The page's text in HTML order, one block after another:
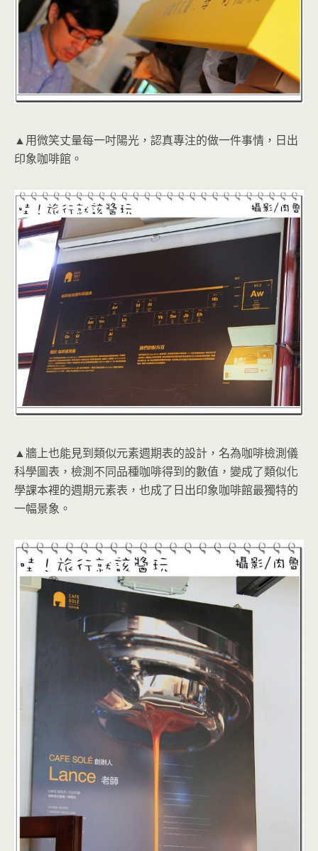
▲用微笑丈量每一吋陽光，認真專注的做一件事情，日出
印象咖啡館。
▲牆上也能見到類似元素週期表的設計，名為咖啡檢測儀
科學圖表，檢測不同品種咖啡得到的數值，變成了類似化
學課本裡的週期元素表，也成了日出印象咖啡館最獨特的
一幅景象。